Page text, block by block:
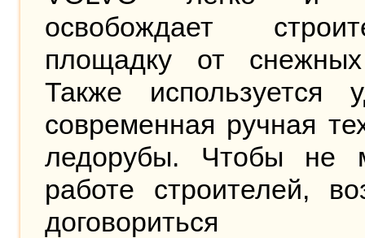
освобождает
площадку от
Также используется
современная ручная
ледорубы. Чтобы не
работе строителей,